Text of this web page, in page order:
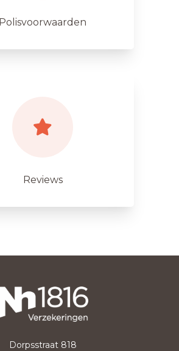
Polisvoorwaarden
Reviews
Dorpsstraat 818